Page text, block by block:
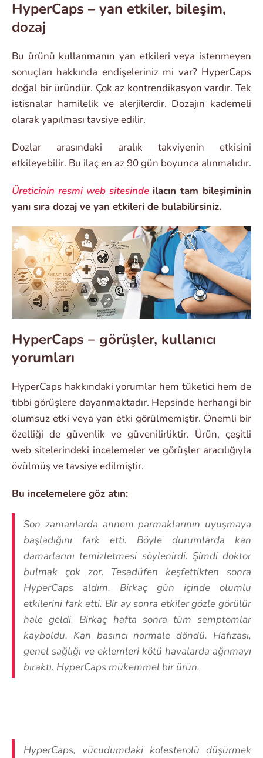
HyperCaps – yan etkiler, bileşim,
dozaj
Bu ürünü kullanmanın yan etkileri veya istenmeyen
sonuçları hakkında endişeleriniz mi var? HyperCaps
doğal bir üründür. Çok az kontrendikasyon vardır. Tek
istisnalar hamilelik ve alerjilerdir. Dozajın kademeli
olarak yapılması tavsiye edilir.
Dozlar arasındaki aralık takviyenin etkisini
etkileyebilir. Bu ilaç en az 90 gün boyunca alınmalıdır.
Üreticinin resmi web sitesindeilacın tam bileşiminin
yanı sıra dozaj ve yan etkileri de bulabilirsiniz.
HyperCaps – görüşler, kullanıcı
yorumları
HyperCaps hakkındaki yorumlar hem tüketici hem de
tıbbi görüşlere dayanmaktadır. Hepsinde herhangi bir
olumsuz etki veya yan etki görülmemiştir. Önemli bir
özelliği de güvenlik ve güvenilirliktir. Ürün, çeşitli
web sitelerindeki incelemeler ve görüşler aracılığıyla
övülmüş ve tavsiye edilmiştir.
Bu incelemelere göz atın:
Son zamanlarda annem parmaklarının uyuşmaya
başladığını fark etti. Böyle durumlarda kan
damarlarını temizletmesi söylenirdi. Şimdi doktor
bulmak çok zor. Tesadüfen keşfettikten sonra
HyperCaps aldım. Birkaç gün içinde olumlu
etkilerini fark etti. Bir ay sonra etkiler gözle görülür
hale geldi. Birkaç hafta sonra tüm semptomlar
kayboldu. Kan basıncı normale döndü. Hafızası,
genel sağlığı ve eklemleri kötü havalarda ağrımayı
bıraktı. HyperCaps mükemmel bir ürün.
HyperCaps, vücudumdaki kolesterolü düşürmek